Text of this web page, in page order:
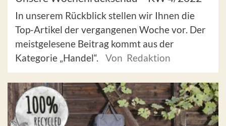
In unserem Rückblick stellen wir Ihnen die
Top-Artikel der vergangenen Woche vor. Der
meistgelesene Beitrag kommt aus der
Kategorie „Handel“.
Von Redaktion